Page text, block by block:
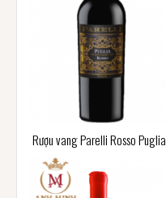
Rượu vang Parelli Rosso Puglia